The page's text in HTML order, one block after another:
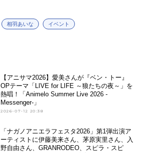
相羽あいな イベント
【アニサマ2026】愛美さんが『ベン・トー』
OPテーマ「LIVE for LIFE ～狼たちの夜～」を
熱唱！「Animelo Summer Live 2026 -
Messenger-」
2026-07-12 20:38
「ナガノアニエラフェスタ2026」第1弾出演ア
ーティストに伊藤美来さん、茅原実里さん、入
野自由さん、GRANRODEO、スピラ・スピ